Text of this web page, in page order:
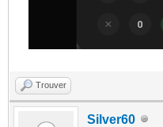
Trouver
Silver60